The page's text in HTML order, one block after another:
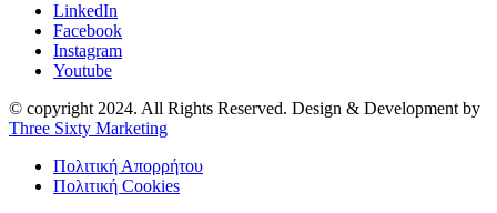
LinkedIn
Facebook
Instagram
Youtube
© copyright 2024. All Rights Reserved. Design & Development by
Three Sixty Marketing
Πολιτική Απορρήτου
Πολιτική Cookies